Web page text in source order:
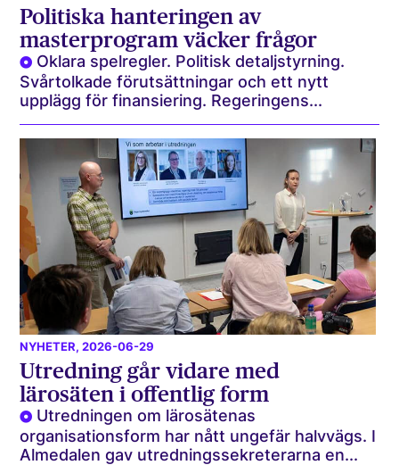
Politiska hanteringen av
masterprogram väcker frågor
Oklara spelregler. Politisk detaljstyrning.
Svårtolkade förutsättningar och ett nytt
upplägg för finansiering. Regeringens...
NYHETER, 2026-06-29
Utredning går vidare med
lärosäten i offentlig form
Utredningen om lärosätenas
organisationsform har nått ungefär halvvägs. I
Almedalen gav utredningssekreterarna en...